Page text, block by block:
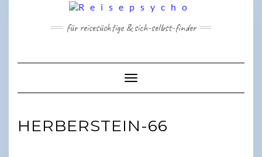
für reisesüchtige & sich-selbst-finder
Toggle Navigation
HERBERSTEIN-66